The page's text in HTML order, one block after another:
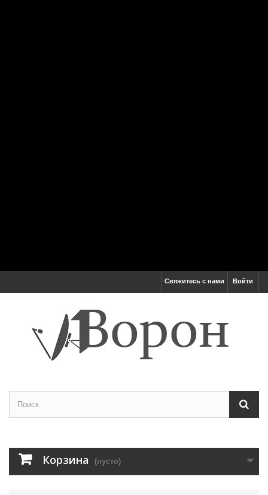
Войти
Свяжитесь с нами
Корзина (пусто)